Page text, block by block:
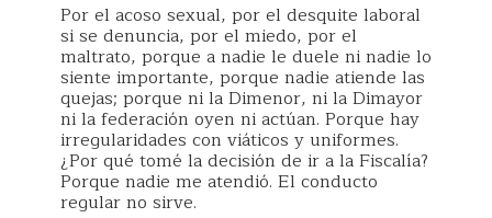
Por el acoso sexual, por el desquite laboral
si se denuncia, por el miedo, por el
maltrato, porque a nadie le duele ni nadie lo
siente importante, porque nadie atiende las
quejas; porque ni la Dimenor, ni la Dimayor
ni la federación oyen ni actúan. Porque hay
irregularidades con viáticos y uniformes.
¿Por qué tomé la decisión de ir a la Fiscalía?
Porque nadie me atendió. El conducto
regular no sirve.